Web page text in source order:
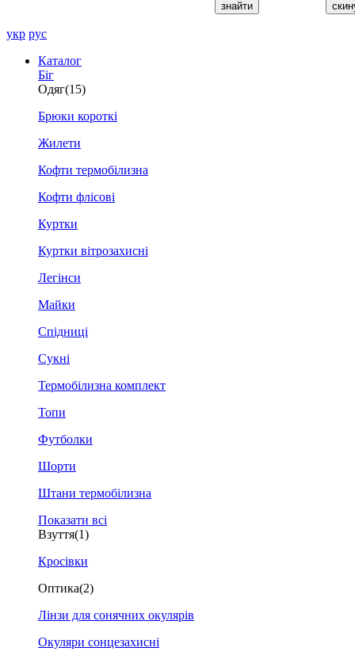
укр рус
Каталог
Біг
Одяг(15)
Брюки короткі
Жилети
Кофти термобілизна
Кофти флісові
Куртки
Куртки вітрозахисні
Легінси
Майки
Спідниці
Сукні
Термобілизна комплект
Топи
Футболки
Шорти
Штани термобілизна
Показати всі
Взуття(1)
Кросівки
Оптика(2)
Лінзи для сонячних окулярів
Окуляри сонцезахисні